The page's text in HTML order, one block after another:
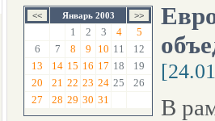
Январь 2003
1 2 3 4
5
6
7 8 9 10 11
12
13
14 15 16 17 18
19
20
21 22 23 24 25
26
27
28 29 30 31
В